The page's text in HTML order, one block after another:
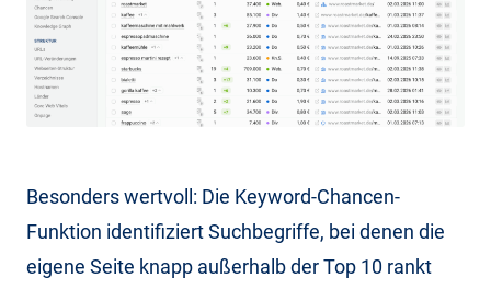
Besonders wertvoll: Die Keyword-Chancen-
Funktion identifiziert Suchbegriffe, bei denen die
eigene Seite knapp außerhalb der Top 10 rankt